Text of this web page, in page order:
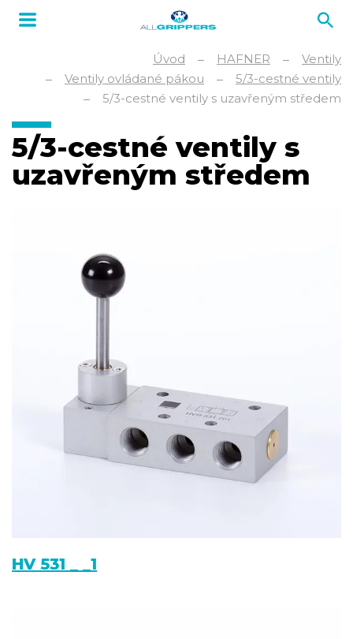
Úvod HAFNER
Ventily
Ventily ovládané pákou
5/3-cestné ventily
5/3-cestné ventily s uzavřeným středem
5/3-cestné ventily s
uzavřeným středem
HV 531 _ _1